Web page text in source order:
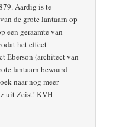
Aardig is te
de grote lantaarn op
een geraamte van
het effect
Eberson (architect van
lantaarn bewaard
naar nog meer
uit Zeist! KVH